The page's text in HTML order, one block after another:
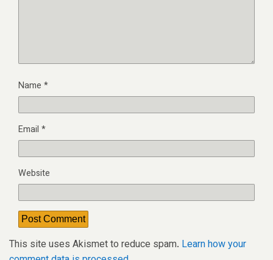
Name *
Email *
Website
This site uses Akismet to reduce spam. Learn how your